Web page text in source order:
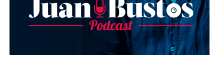
En cuanto a los principales países consumidores
de páginas webcam, Bustos, precisa que la lista es
liderada por EEUU, Canadá y Reino Unido, así
como por países europeos donde reina el Euro.